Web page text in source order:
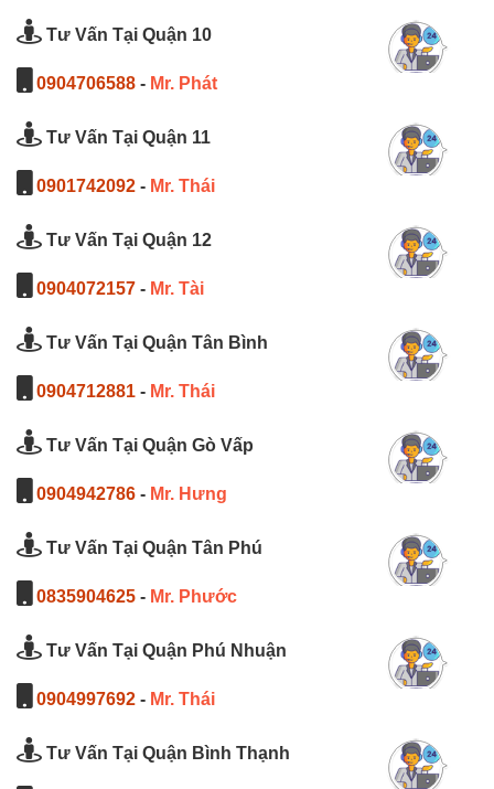
Tư Vấn Tại Quận 10
0904706588 - Mr. Phát
Tư Vấn Tại Quận 11
0901742092 - Mr. Thái
Tư Vấn Tại Quận 12
0904072157 - Mr. Tài
Tư Vấn Tại Quận Tân Bình
0904712881 - Mr. Thái
Tư Vấn Tại Quận Gò Vấp
0904942786 - Mr. Hưng
Tư Vấn Tại Quận Tân Phú
0835904625 - Mr. Phước
Tư Vấn Tại Quận Phú Nhuận
0904997692 - Mr. Thái
Tư Vấn Tại Quận Bình Thạnh